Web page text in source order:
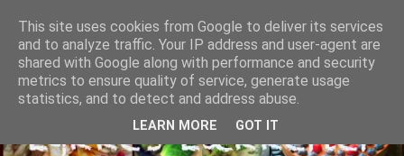
This site uses cookies from Google to deliver its services
and to analyze traffic. Your IP address and user-agent are
shared with Google along with performance and security
metrics to ensure quality of service, generate usage
statistics, and to detect and address abuse.
LEARN MORE GOT IT